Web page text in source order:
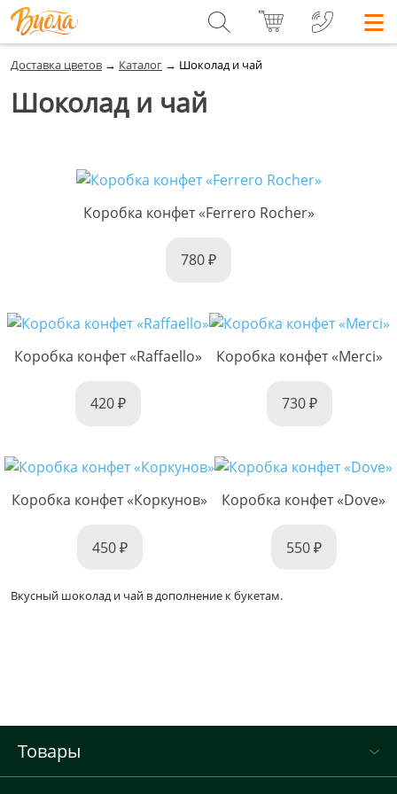
Доставка цветов → Каталог → Шоколад и чай
Шоколад и чай
Коробка конфет «Ferrero Rocher»
780
Коробка конфет «Raffaello»
420
Коробка конфет «Merci»
730
Коробка конфет «Коркунов»
450
Коробка конфет «Dove»
550
Вкусный шоколад и чай в дополнение к букетам.
Товары